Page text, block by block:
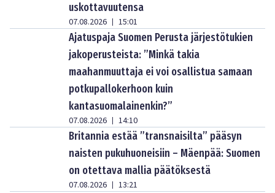
uskottavuutensa
07.08.2026 | 15:01
Ajatuspaja Suomen Perusta järjestötukien
jakoperusteista: ”Minkä takia
maahanmuuttaja ei voi osallistua samaan
potkupallokerhoon kuin
kantasuomalainenkin?”
07.08.2026 | 14:10
Britannia estää ”transnaisilta” pääsyn
naisten pukuhuoneisiin – Mäenpää: Suomen
on otettava mallia päätöksestä
07.08.2026 | 13:21